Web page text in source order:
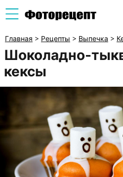
Главная > Рецепты > Выпечка >
Шоколадно-
кексы